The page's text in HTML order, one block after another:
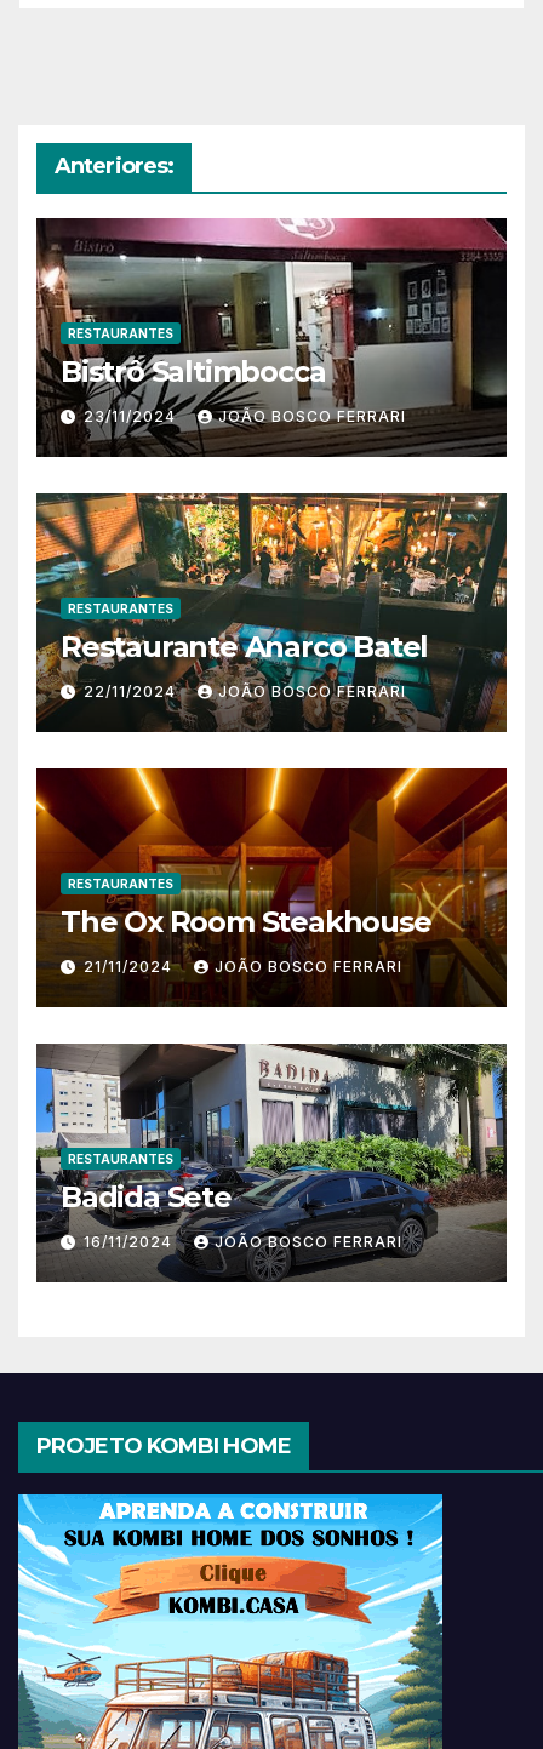
Anteriores:
RESTAURANTES
Bistrô Saltimbocca
23/11/2024 JOÃO BOSCO FERRARI
RESTAURANTES
Restaurante Anarco Batel
22/11/2024 JOÃO BOSCO FERRARI
RESTAURANTES
The Ox Room Steakhouse
21/11/2024 JOÃO BOSCO FERRARI
RESTAURANTES
Badida Sete
16/11/2024 JOÃO BOSCO FERRARI
PROJETO KOMBI HOME